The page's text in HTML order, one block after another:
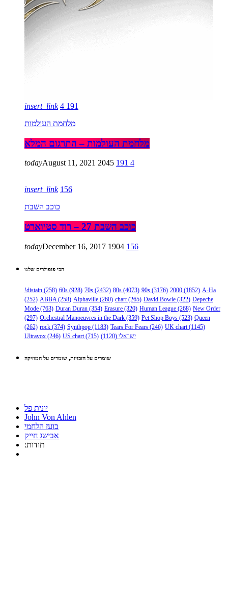
insert_link 4 191
מלחמת העולמות
מלחמת העולמות – התרגום המלא
todayAugust 11, 2021 2045 191 4
insert_link 156
כוכב השבת
כוכב השבת 27 – רוד סטיוארט
todayDecember 16, 2017 1904 156
הכי פופולרים שלנו
!distain (258) 60s (928) 70s (2432) 80s (4073) 90s (3176) 2000 (1852) A-Ha
(252) ABBA (258) Alphaville (260) chart (265) David Bowie (322) Depeche
Mode (763) Duran Duran (354) Erasure (320) Human League (268) New Order
(297) Orchestral Manoeuvres in the Dark (359) Pet Shop Boys (523) Queen
(262) rock (374) Synthpop (1183) Tears For Fears (246) UK chart (1145)
Ultravox (246) US chart (715) ישראלי (1120)
שומרים על הזכויות, שומרים על המוזיקה
יונית פל
John Von Ahlen
בועז הלחמי
אבישג חייק
:תודות